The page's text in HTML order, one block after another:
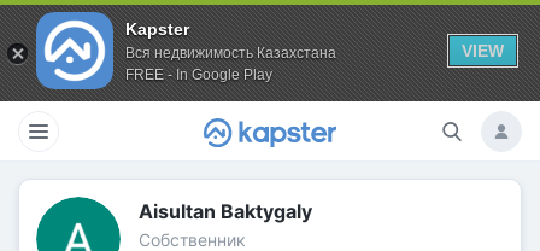
Kapster
Вся недвижимость Казахстана
FREE - In Google Play
VIEW
Aisultan Baktygaly
Собственник